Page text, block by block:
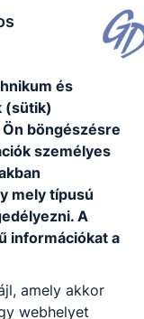
és
(sütik)
böngészésre
személyes
mely típusú
A
információkat a
amely akkor
webhelyet